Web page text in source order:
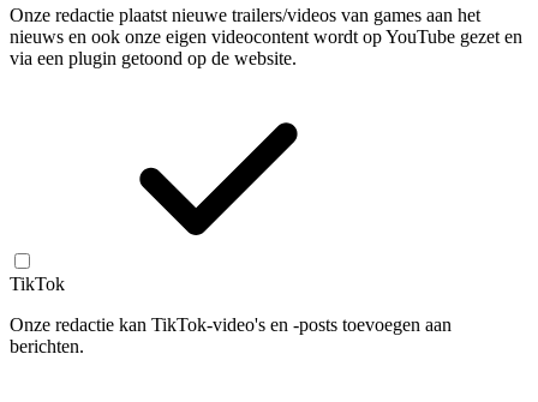
Onze redactie plaatst nieuwe trailers/videos van games aan het
nieuws en ook onze eigen videocontent wordt op YouTube gezet en
via een plugin getoond op de website.
TikTok
Onze redactie kan TikTok-video's en -posts toevoegen aan
berichten.